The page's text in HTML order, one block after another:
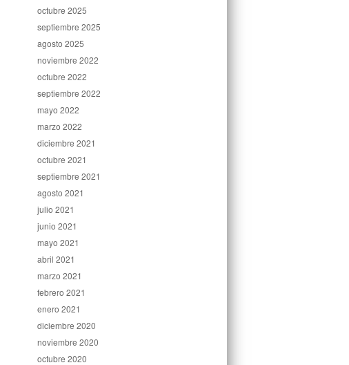
octubre 2025
septiembre 2025
agosto 2025
noviembre 2022
octubre 2022
septiembre 2022
mayo 2022
marzo 2022
diciembre 2021
octubre 2021
septiembre 2021
agosto 2021
julio 2021
junio 2021
mayo 2021
abril 2021
marzo 2021
febrero 2021
enero 2021
diciembre 2020
noviembre 2020
octubre 2020